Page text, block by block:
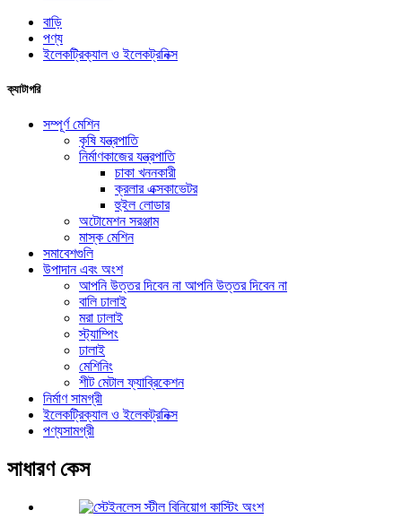
বাড়ি
পণ্য
ইলেকট্রিক্যাল ও ইলেকট্রনিক্স
ক্যাটাগরি
সম্পূর্ণ মেশিন
কৃষি যন্ত্রপাতি
নির্মাণকাজের যন্ত্রপাতি
চাকা খননকারী
ক্রলার এক্সকাভেটর
হুইল লোডার
অটোমেশন সরঞ্জাম
মাস্ক মেশিন
সমাবেশগুলি
উপাদান এবং অংশ
আপনি উত্তর দিবেন না আপনি উত্তর দিবেন না
বালি ঢালাই
মরা ঢালাই
স্ট্যাম্পিং
ঢালাই
মেশিনিং
শীট মেটাল ফ্যাব্রিকেশন
নির্মাণ সামগ্রী
ইলেকট্রিক্যাল ও ইলেকট্রনিক্স
পণ্যসামগ্রী
সাধারণ কেস